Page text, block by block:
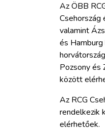
Az ÖBB
valamint
és
Pozsony és
között
Az RCG
rendelkezik
elérhetőek.